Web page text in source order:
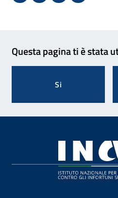
Questa pagina ti è stata
Si